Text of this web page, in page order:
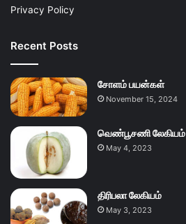
Privacy Policy
Recent Posts
சோளம் பயன்கள்
November 15, 2024
வெண்பூசணி லேகியம்
May 4, 2023
திரிபலா லேகியம்
May 3, 2023